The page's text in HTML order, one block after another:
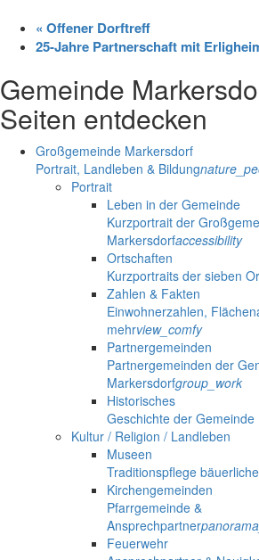
« Offener Dorftreff
25-Jahre Partnerschaft mit
Gemeinde
Seiten entdecken
Großgemeinde Markersdorf
Portrait, Landleben & Bildung
Portrait
Leben in der Gemeinde
Kurzportrait der
Markersdorfaccessibility
Ortschaften
Kurzportraits der sieben
Zahlen & Fakten
Einwohnerzahlen,
mehrview_comfy
Partnergemeinden
Partnergemeinden der
Markersdorfgroup_work
Historisches
Geschichte der
Kultur / Religion / Landleben
Museen
Traditionspflege
Kirchengemeinden
Pfarrgemeinde &
Ansprechpartner
Feuerwehr